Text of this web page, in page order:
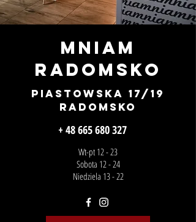
Mniam
RADOMSKO
Piastowska 17/19
Radomsko
+ 48 665 680 327
Wt-pt 12 - 23
Sobota 12 - 24
Niedziela 13 - 22